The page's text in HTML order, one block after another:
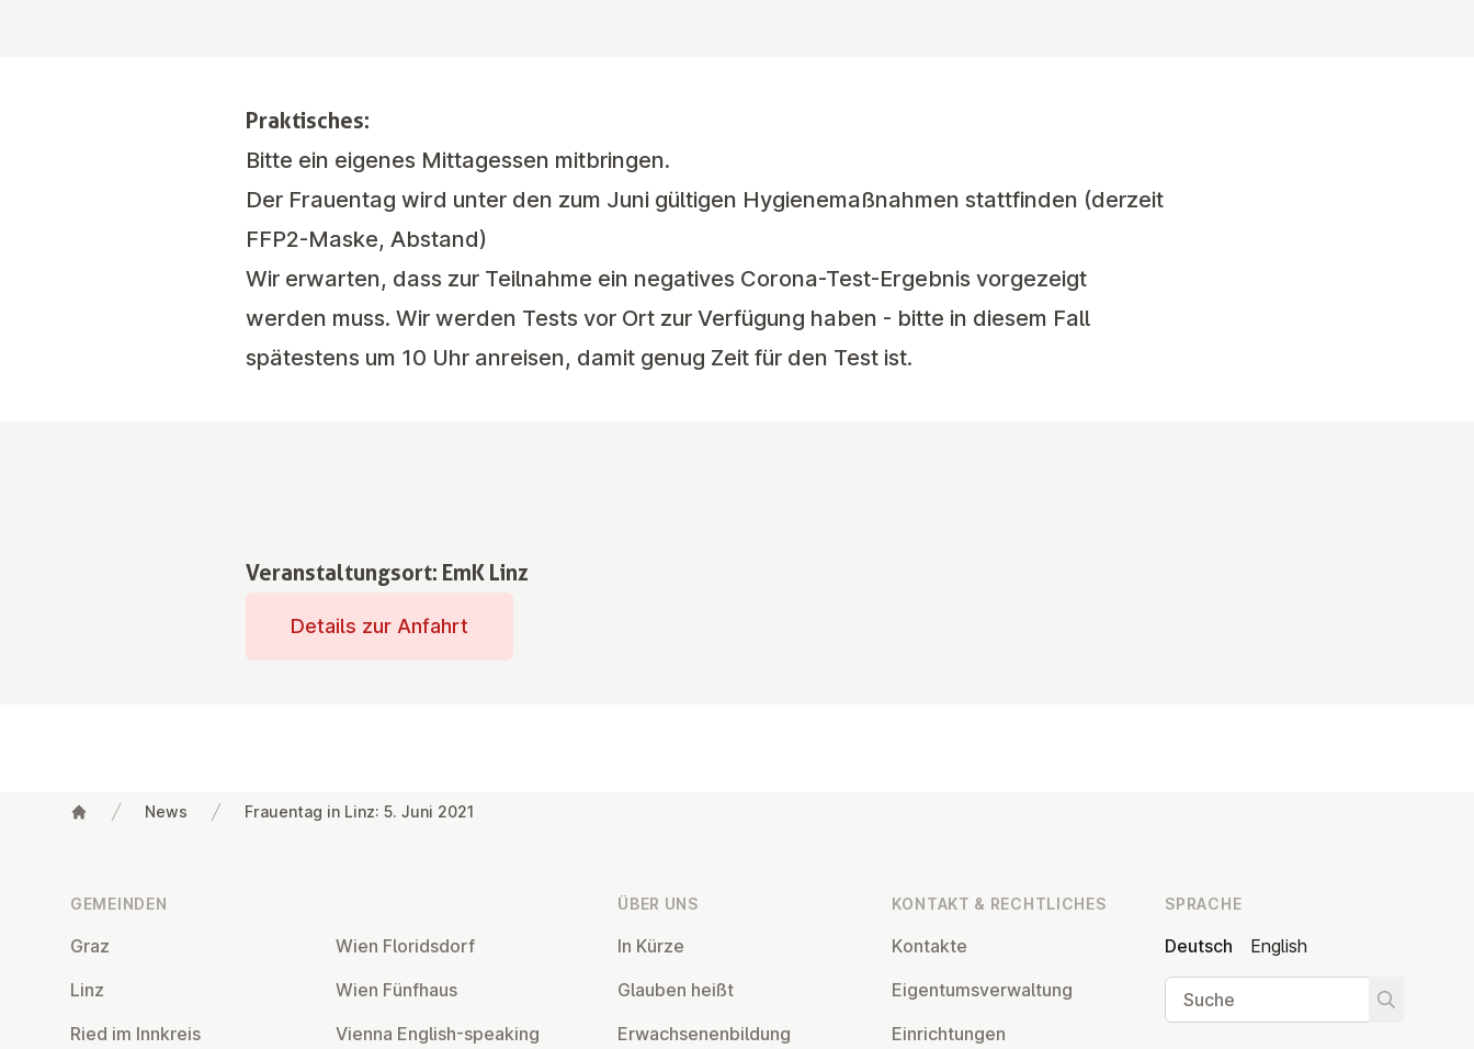
Praktisches:
Bitte ein eigenes Mittagessen mitbringen.
Der Frauentag wird unter den zum Juni gültigen Hygienemaßnahmen stattfinden (derzeit
FFP2-Maske, Abstand)
Wir erwarten, dass zur Teilnahme ein negatives Corona-Test-Ergebnis vorgezeigt
werden muss. Wir werden Tests vor Ort zur Verfügung haben - bitte in diesem Fall
spätestens um 10 Uhr anreisen, damit genug Zeit für den Test ist.
Veranstaltungsort: EmK Linz
Details zur Anfahrt
News Frauentag in Linz: 5. Juni 2021
GEMEINDEN
Graz
Linz
Ried im Innkreis
Wien Flo­rids­dorf
Wien Fünfhaus
Vienna English-speaking
ÜBER UNS
In Kürze
Glauben heißt
Er­wach­se­nen­bil­dung
KONTAKT & RECHT­LI­CHES
Kontakte
Ei­gen­tums­ver­wal­tung
Ein­rich­tun­gen
SPRACHE
Deutsch
English
Suche
Suche